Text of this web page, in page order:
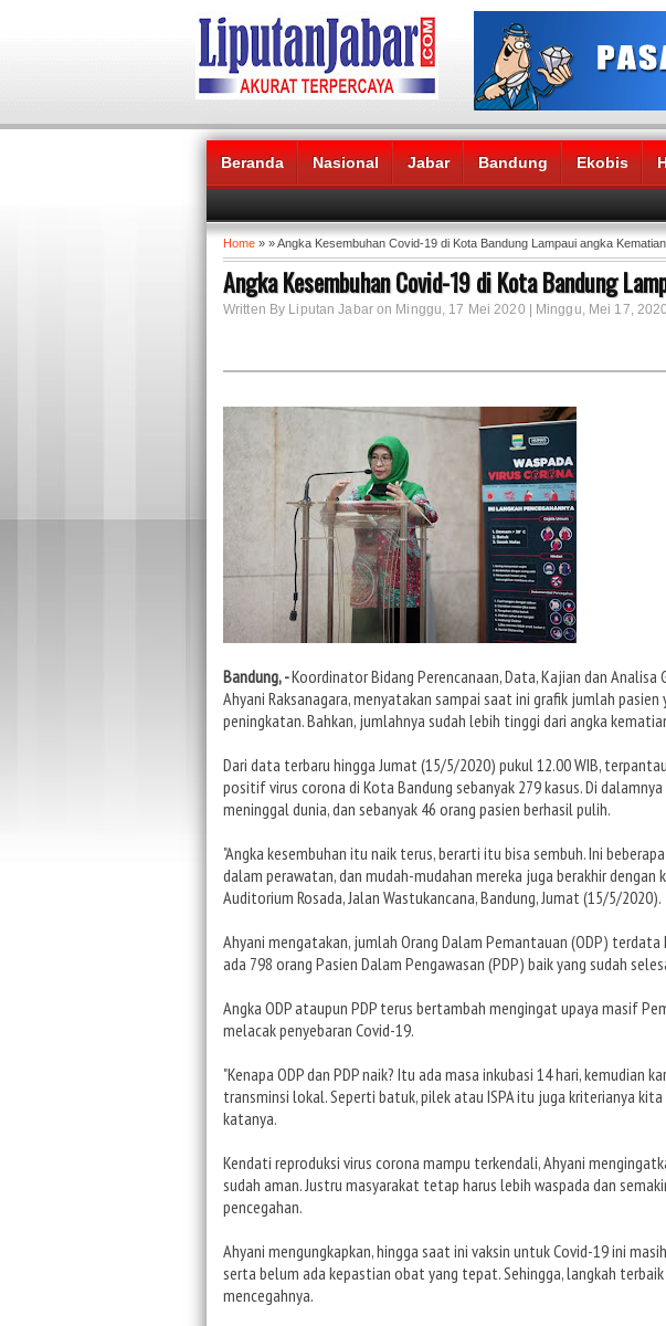
Beranda Nasional Jabar Bandung Ekobis
Headlines News :
Home » » Angka Kesembuhan Covid-19 di Kota Bandung Lampaui angka Kematian
Angka Kesembuhan Covid-19 di Kota Bandung
Written By Liputan Jabar on Minggu, 17 Mei 2020 | Minggu, Mei 17, 2020
Bandung, -Koordinator Bidang Perencanaan, Data, Kajian dan Analisa
Ahyani Raksanagara, menyatakan sampai saat ini grafik jumlah
peningkatan. Bahkan, jumlahnya sudah lebih tinggi dari angka
Dari data terbaru hingga Jumat (15/5/2020) pukul 12.00 WIB,
positif virus corona di Kota Bandung sebanyak 279 kasus. Di
meninggal dunia, dan sebanyak 46 orang pasien berhasil pulih.
"Angka kesembuhan itu naik terus, berarti itu bisa sembuh. Ini
dalam perawatan, dan mudah-mudahan mereka juga berakhir dengan
Auditorium Rosada, Jalan Wastukancana, Bandung, Jumat (15/5/2020).
Ahyani mengatakan, jumlah Orang Dalam Pemantauan (ODP) terdata
ada 798 orang Pasien Dalam Pengawasan (PDP) baik yang sudah
Angka ODP ataupun PDP terus bertambah mengingat upaya masif
melacak penyebaran Covid-19.
"Kenapa ODP dan PDP naik? Itu ada masa inkubasi 14 hari, kemudian
transminsi lokal. Seperti batuk, pilek atau ISPA itu juga kriterianya
katanya.
Kendati reproduksi virus corona mampu terkendali, Ahyani
sudah aman. Justru masyarakat tetap harus lebih waspada dan
pencegahan.
Ahyani mengungkapkan, hingga saat ini vaksin untuk Covid-19 ini
serta belum ada kepastian obat yang tepat. Sehingga, langkah
mencegahnya.